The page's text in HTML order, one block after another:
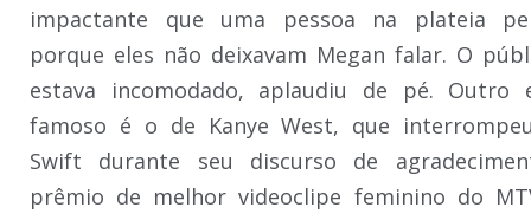
impactante que uma pessoa na plateia
porque eles não deixavam Megan falar. O
estava incomodado, aplaudiu de pé. Outro
famoso é o de Kanye West, que
Swift durante seu discurso de
prêmio de melhor videoclipe feminino do